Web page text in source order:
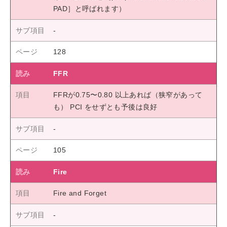
PAD］と呼ばれます）
128
FFR
FFRが0.75〜0.80 以上あれば（狭窄があって
も） PCI をせずとも予後は良好
105
Fire
Fire and Forget